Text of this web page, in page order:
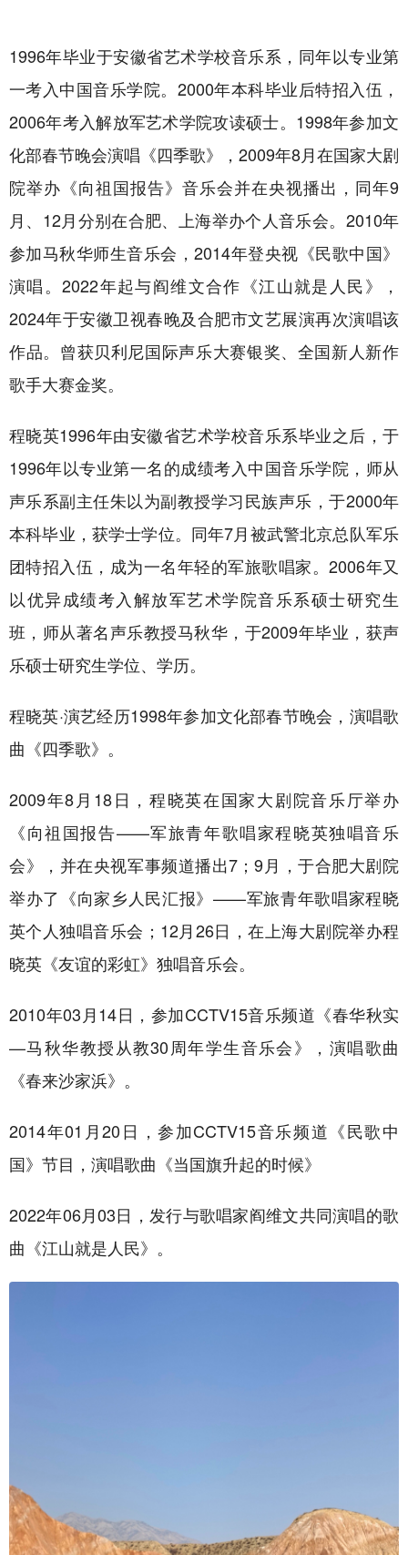
1996年毕业于安徽省艺术学校音乐系，同年以专业第
一考入中国音乐学院。2000年本科毕业后特招入伍，
2006年考入解放军艺术学院攻读硕士。1998年参加文
化部春节晚会演唱《四季歌》，2009年8月在国家大剧
院举办《向祖国报告》音乐会并在央视播出，同年9
月、12月分别在合肥、上海举办个人音乐会。2010年
参加马秋华师生音乐会，2014年登央视《民歌中国》
演唱。2022年起与阎维文合作《江山就是人民》，
2024年于安徽卫视春晚及合肥市文艺展演再次演唱该
作品。曾获贝利尼国际声乐大赛银奖、全国新人新作
歌手大赛金奖。
程晓英1996年由安徽省艺术学校音乐系毕业之后，于
1996年以专业第一名的成绩考入中国音乐学院，师从
声乐系副主任朱以为副教授学习民族声乐，于2000年
本科毕业，获学士学位。同年7月被武警北京总队军乐
团特招入伍，成为一名年轻的军旅歌唱家。2006年又
以优异成绩考入解放军艺术学院音乐系硕士研究生
班，师从著名声乐教授马秋华，于2009年毕业，获声
乐硕士研究生学位、学历。
程晓英·演艺经历1998年参加文化部春节晚会，演唱歌
曲《四季歌》。
2009年8月18日，程晓英在国家大剧院音乐厅举办
《向祖国报告——军旅青年歌唱家程晓英独唱音乐
会》，并在央视军事频道播出7；9月，于合肥大剧院
举办了《向家乡人民汇报》——军旅青年歌唱家程晓
英个人独唱音乐会；12月26日，在上海大剧院举办程
晓英《友谊的彩虹》独唱音乐会。
2010年03月14日，参加CCTV15音乐频道《春华秋实
—马秋华教授从教30周年学生音乐会》，演唱歌曲
《春来沙家浜》。
2014年01月20日，参加CCTV15音乐频道《民歌中
国》节目，演唱歌曲《当国旗升起的时候》
2022年06月03日，发行与歌唱家阎维文共同演唱的歌
曲《江山就是人民》。